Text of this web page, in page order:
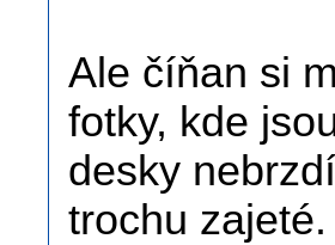
Ale číňan si
fotky, kde
desky
trochu zajeté.